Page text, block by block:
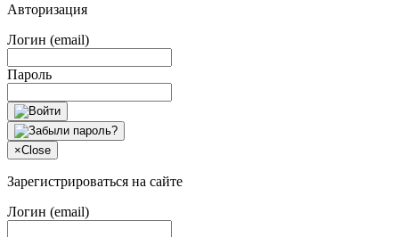
Авторизация
Логин (email)
Пароль
×Close
Зарегистрироваться на сайте
Логин (email)